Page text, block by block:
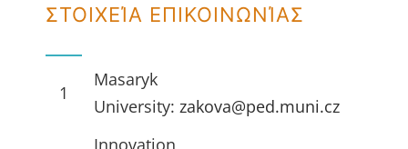
ΣΤΟΙΧΕΊΑ ΕΠΙΚΟΙΝΩΝΊΑΣ
1
Masaryk
University:zakova@ped.muni.cz